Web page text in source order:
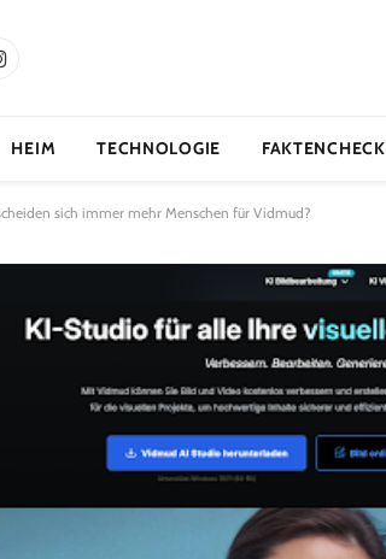
HEIM TECHNOLOGIE FAKTENCHECK
sich immer mehr Menschen für Vidmud?